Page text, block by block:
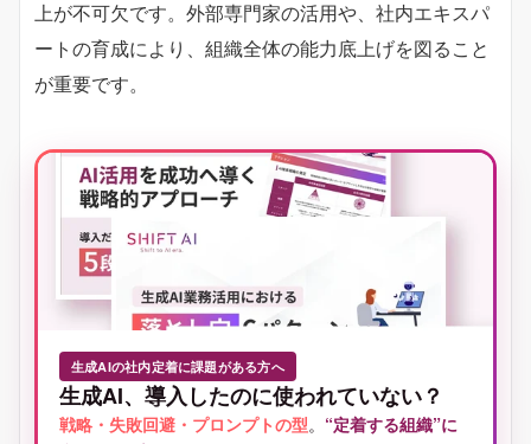
上が不可欠です。外部専門家の活用や、社内エキスパ
ートの育成により、組織全体の能力底上げを図ること
が重要です。
生成AIの社内定着に課題がある方へ
生成AI、導入したのに使われていない？
戦略・失敗回避・プロンプトの型。 “定着する組織”に